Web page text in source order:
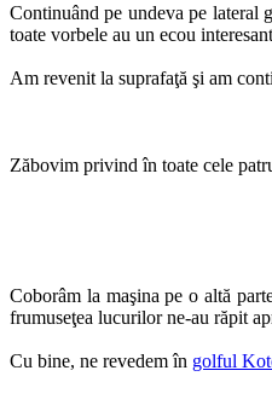
Continuând pe undeva pe lateral
toate vorbele au un ecou
Am revenit la suprafaţă şi am
Zăbovim privind în toate cele
Coborâm la maşina pe o altă
frumuseţea lucurilor ne-au răpit
Cu bine, ne revedem în golful